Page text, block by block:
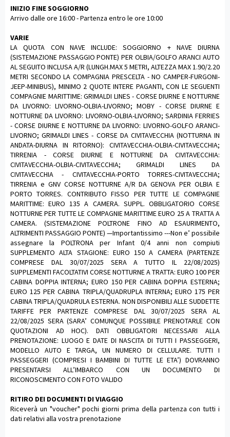
INIZIO FINE SOGGIORNO
Arrivo dalle ore 16:00 - Partenza entro le ore 10:00
VARIE
LA QUOTA CON NAVE INCLUDE: SOGGIORNO + NAVE DIURNA
(SISTEMAZIONE PASSAGGIO PONTE) PER OLBIA/GOLFO ARANCI AUTO
AL SEGUITO INCLUSA A/R (LUNGH.MAX 5 METRI, ALTEZZA MAX 1.90/2.20
METRI SECONDO LA COMPAGNIA PRESCELTA - NO CAMPER-FURGONI-
JEEP-MINIBUS), MINIMO 2 QUOTE INTERE PAGANTI, CON LE SEGUENTI
COMPAGNIE MARITTIME: GRIMALDI LINES - CORSE DIURNE E NOTTURNE
DA LIVORNO: LIVORNO-OLBIA-LIVORNO; MOBY - CORSE DIURNE E
NOTTURNE DA LIVORNO: LIVORNO-OLBIA-LIVORNO; SARDINIA FERRIES
- CORSE DIURNE E NOTTURNE DA LIVORNO: LIVORNO-GOLFO ARANCI-
LIVORNO; GRIMALDI LINES - CORSE DA CIVITAVECCHIA (NOTTURNA IN
ANDATA-DIURNA IN RITORNO): CIVITAVECCHIA-OLBIA-CIVITAVECCHIA;
TIRRENIA - CORSE DIURNE E NOTTURNE DA CIVITAVECCHIA:
CIVITAVECCHIA-OLBIA-CIVITAVECCHIA; GRIMALDI LINES DA
CIVITAVECCHIA - CIVITAVECCHIA-PORTO TORRES-CIVITAVECCHIA;
TIRRENIA e GNV CORSE NOTTURNE A/R DA GENOVA PER OLBIA E
PORTO TORRES. CONTRIBUTO FISSO PER TUTTE LE COMPAGNIE
MARITTIME: EURO 135 A CAMERA. SUPPL. OBBLIGATORIO CORSE
NOTTURNE PER TUTTE LE COMPAGNIE MARITTIME EURO 25 A TRATTA A
CAMERA. (SISTEMAZIONE POLTRONE FINO AD ESAURIMENTO,
ALTRIMENTI PASSAGGIO PONTE) —Importantissimo ---Non e’ possibile
assegnare la POLTRONA per Infant 0/4 anni non compiuti
SUPPLEMENTO ALTA STAGIONE: EURO 150 A CAMERA (PARTENZE
COMPRESE DAL 30/07/2025 SERA A TUTTO IL 22/08/2025)
SUPPLEMENTI FACOLTATIVI CORSE NOTTURNE A TRATTA: EURO 100 PER
CABINA DOPPIA INTERNA; EURO 150 PER CABINA DOPPIA ESTERNA;
EURO 125 PER CABINA TRIPLA/QUADRUPLA INTERNA; EURO 175 PER
CABINA TRIPLA/QUADRULA ESTERNA. NON DISPONIBILI ALLE SUDDETTE
TARIFFE PER PARTENZE COMPRESE DAL 30/07/2025 SERA AL
22/08/2025 SERA (SARA’ COMUNQUE POSSIBILE PRENOTARLE CON
QUOTAZIONI AD HOC). DATI OBBLIGATORI NECESSARI ALLA
PRENOTAZIONE: LUOGO E DATE DI NASCITA DI TUTTI I PASSEGGERI,
MODELLO AUTO E TARGA, UN NUMERO DI CELLULARE. TUTTI I
PASSEGGERI (COMPRESI I BAMBINI DI TUTTE LE ETA’) DOVRANNO
PRESENTARSI ALL’IMBARCO CON UN DOCUMENTO DI
RICONOSCIMENTO CON FOTO VALIDO
RITIRO DEI DOCUMENTI DI VIAGGIO
Riceverà un "voucher" pochi giorni prima della partenza con tutti i
dati relativi alla vostra prenotazione